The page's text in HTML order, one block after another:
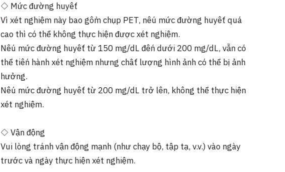
◇ Mức đường huyết
Vì xét nghiệm này bao gồm chụp PET, nếu mức đường huyết quá
cao thì có thể không thực hiện được xét nghiệm.
Nếu mức đường huyết từ 150 mg/dL đến dưới 200 mg/dL, vẫn có
thể tiến hành xét nghiệm nhưng chất lượng hình ảnh có thể bị ảnh
hưởng.
Nếu mức đường huyết từ 200 mg/dL trở lên, không thể thực hiện
xét nghiệm.
◇ Vận động
Vui lòng tránh vận động mạnh (như chạy bộ, tập tạ, v.v.) vào ngày
trước và ngày thực hiện xét nghiệm.